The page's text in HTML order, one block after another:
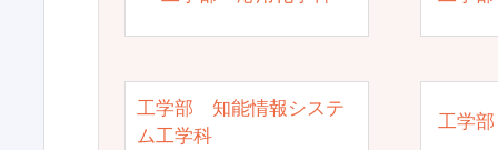
工学部 知能情報システ
ム工学科
工学